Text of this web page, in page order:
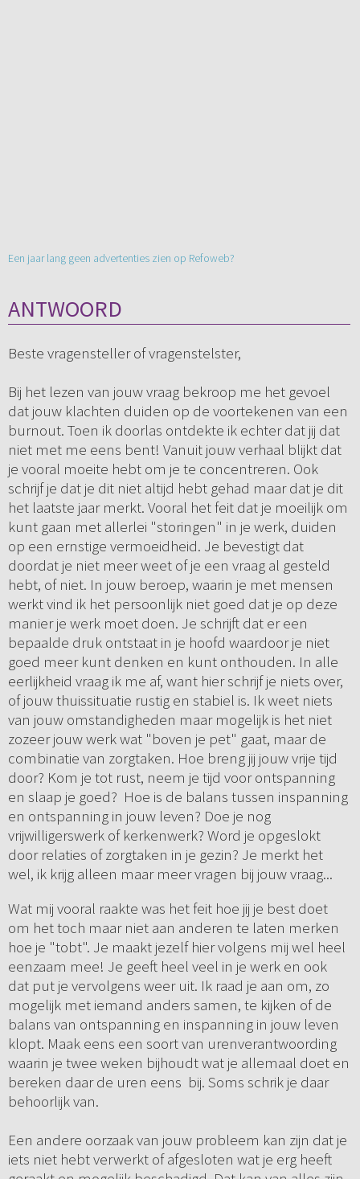
Een jaar lang geen advertenties zien op Refoweb?
ANTWOORD
Beste vragensteller of vragenstelster,
Bij het lezen van jouw vraag bekroop me het gevoel
dat jouw klachten duiden op de voortekenen van een
burnout. Toen ik doorlas ontdekte ik echter dat jij dat
niet met me eens bent! Vanuit jouw verhaal blijkt dat
je vooral moeite hebt om je te concentreren. Ook
schrijf je dat je dit niet altijd hebt gehad maar dat je dit
het laatste jaar merkt. Vooral het feit dat je moeilijk om
kunt gaan met allerlei "storingen" in je werk, duiden
op een ernstige vermoeidheid. Je bevestigt dat
doordat je niet meer weet of je een vraag al gesteld
hebt, of niet. In jouw beroep, waarin je met mensen
werkt vind ik het persoonlijk niet goed dat je op deze
manier je werk moet doen. Je schrijft dat er een
bepaalde druk ontstaat in je hoofd waardoor je niet
goed meer kunt denken en kunt onthouden. In alle
eerlijkheid vraag ik me af, want hier schrijf je niets over,
of jouw thuissituatie rustig en stabiel is. Ik weet niets
van jouw omstandigheden maar mogelijk is het niet
zozeer jouw werk wat "boven je pet" gaat, maar de
combinatie van zorgtaken. Hoe breng jij jouw vrije tijd
door? Kom je tot rust, neem je tijd voor ontspanning
en slaap je goed? Hoe is de balans tussen inspanning
en ontspanning in jouw leven? Doe je nog
vrijwilligerswerk of kerkenwerk? Word je opgeslokt
door relaties of zorgtaken in je gezin? Je merkt het
wel, ik krijg alleen maar meer vragen bij jouw vraag...
Wat mij vooral raakte was het feit hoe jij je best doet
om het toch maar niet aan anderen te laten merken
hoe je "tobt". Je maakt jezelf hier volgens mij wel heel
eenzaam mee! Je geeft heel veel in je werk en ook
dat put je vervolgens weer uit. Ik raad je aan om, zo
mogelijk met iemand anders samen, te kijken of de
balans van ontspanning en inspanning in jouw leven
klopt. Maak eens een soort van urenverantwoording
waarin je twee weken bijhoudt wat je allemaal doet en
bereken daar de uren eens bij. Soms schrik je daar
behoorlijk van.
Een andere oorzaak van jouw probleem kan zijn dat je
iets niet hebt verwerkt of afgesloten wat je erg heeft